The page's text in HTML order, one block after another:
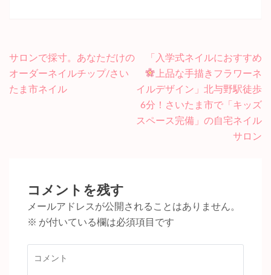
投
稿
ナ
サロンで採寸。あなただけの
オーダーネイルチップ/さい
たま市ネイル
「入学式ネイルにおすすめ
上品な手描きフラワーネ
イルデザイン」北与野駅徒歩
6分！さいたま市で「キッズ
スペース完備」の自宅ネイル
サロン
コメントを残す
メールアドレスが公開されることはありません。
※ が付いている欄は必須項目です